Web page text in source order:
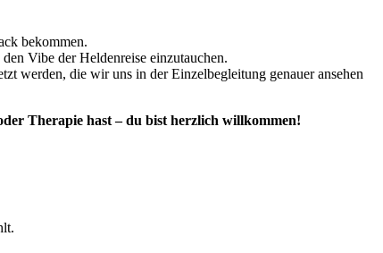
bekommen.
Vibe der Heldenreise einzutauchen.
werden, die wir uns in der Einzelbegleitung genauer ansehen
Therapie hast – du bist herzlich willkommen!